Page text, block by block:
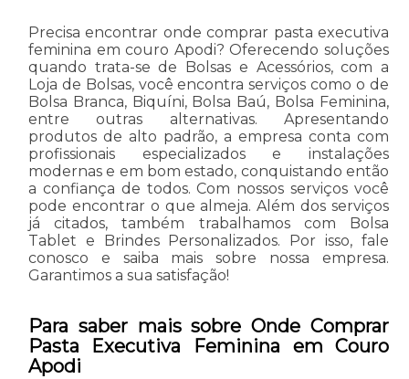
Precisa encontrar onde comprar pasta executiva
feminina em couro Apodi? Oferecendo soluções
quando trata-se de Bolsas e Acessórios, com a
Loja de Bolsas, você encontra serviços como o de
Bolsa Branca, Biquíni, Bolsa Baú, Bolsa Feminina,
entre outras alternativas. Apresentando
produtos de alto padrão, a empresa conta com
profissionais especializados e instalações
modernas e em bom estado, conquistando então
a confiança de todos. Com nossos serviços você
pode encontrar o que almeja. Além dos serviços
já citados, também trabalhamos com Bolsa
Tablet e Brindes Personalizados. Por isso, fale
conosco e saiba mais sobre nossa empresa.
Garantimos a sua satisfação!
Para saber mais sobre Onde Comprar
Pasta Executiva Feminina em Couro
Apodi